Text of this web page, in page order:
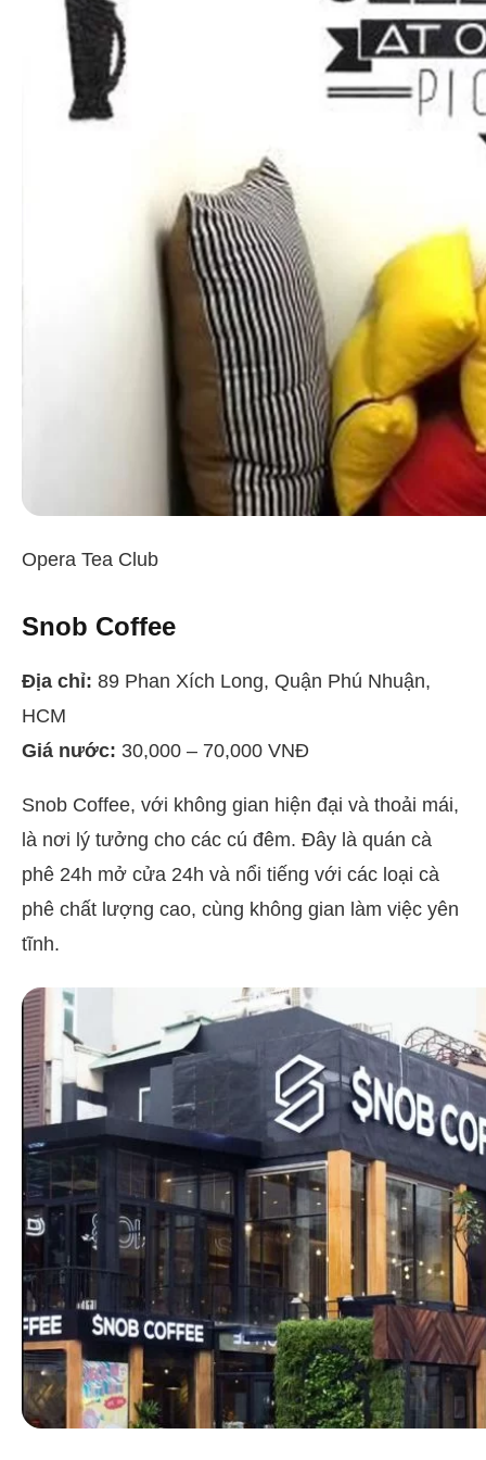
Opera Tea Club
Snob Coffee
Địa chỉ: 89 Phan Xích Long, Quận Phú Nhuận,
HCM
Giá nước: 30,000 – 70,000 VNĐ
Snob Coffee, với không gian hiện đại và thoải mái,
là nơi lý tưởng cho các cú đêm. Đây là quán cà
phê 24h mở cửa 24h và nổi tiếng với các loại cà
phê chất lượng cao, cùng không gian làm việc yên
tĩnh.